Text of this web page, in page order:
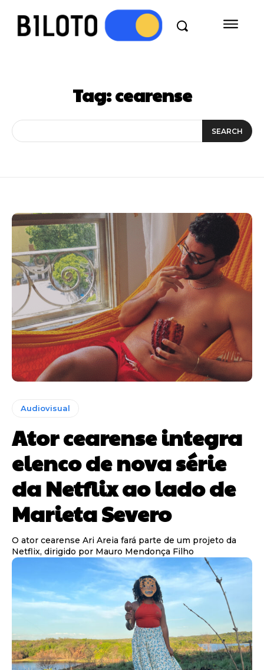
Tag:cearense
SEARCH
Audiovisual
Ator cearense integra
elenco de nova série
da Netflix ao lado de
Marieta Severo
O ator cearense Ari Areia fará parte de um projeto da
Netflix, dirigido por Mauro Mendonça Filho